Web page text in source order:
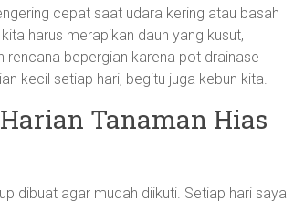
cepat saat udara kering atau basah
harus merapikan daun yang kusut,
bepergian karena pot drainase
kecil setiap hari, begitu juga kebun kita.
Tanaman Hias
dibuat agar mudah diikuti. Setiap hari saya